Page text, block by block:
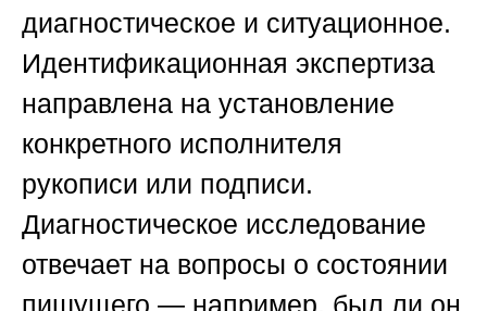
диагностическое и ситуационное.
Идентификационная экспертиза
направлена на установление
конкретного исполнителя
рукописи или подписи.
Диагностическое исследование
отвечает на вопросы о состоянии
пишущего — например, был ли он